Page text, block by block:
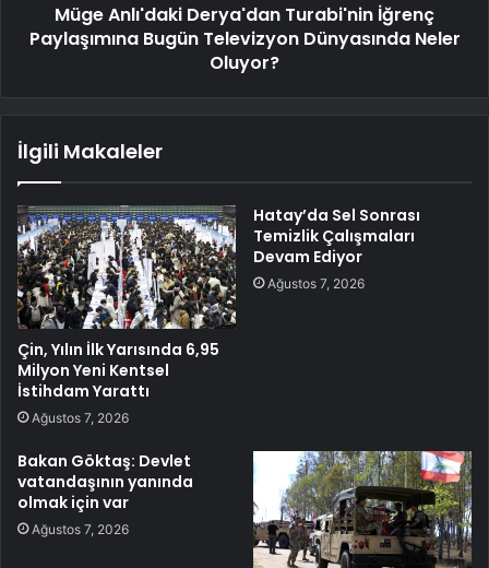
Müge Anlı'daki Derya'dan Turabi'nin İğrenç
Paylaşımına Bugün Televizyon Dünyasında Neler
Oluyor?
İlgili Makaleler
Çin, Yılın İlk Yarısında 6,95
Milyon Yeni Kentsel
İstihdam Yarattı
Ağustos 7, 2026
Hatay’da Sel Sonrası
Temizlik Çalışmaları
Devam Ediyor
Ağustos 7, 2026
Bakan Göktaş: Devlet
vatandaşının yanında
olmak için var
Ağustos 7, 2026